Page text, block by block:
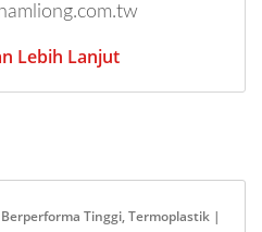
Lebih Lanjut
Tinggi, Termoplastik |